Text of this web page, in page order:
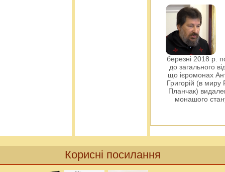
березні 2018 р.
до загального
що ієромонах
Григорій (в миру
Планчак)
монашого
Корисні посилання